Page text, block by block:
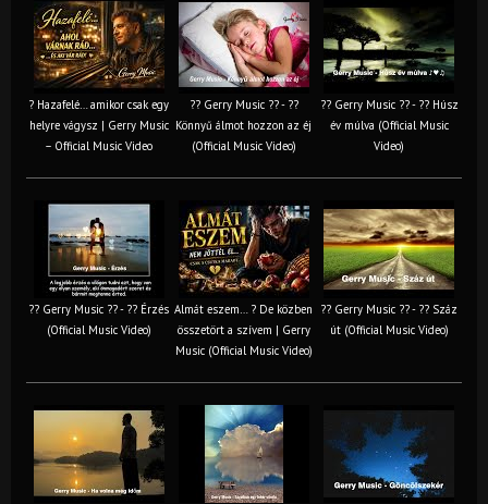
? Hazafelé… amikor csak egy
helyre vágysz | Gerry Music
– Official Music Video
?? Gerry Music ?? - ??
Könnyű álmot hozzon az éj
(Official Music Video)
?? Gerry Music ?? - ?? Húsz
év múlva (Official Music
Video)
?? Gerry Music ?? - ?? Érzés
(Official Music Video)
Almát eszem… ? De közben
összetört a szívem | Gerry
Music (Official Music Video)
?? Gerry Music ?? - ?? Száz
út (Official Music Video)